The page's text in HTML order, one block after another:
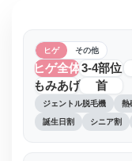
ヒゲ その他
ヒゲ全体3-4部位
もみあげ
首
ジェントル脱毛機 熱
誕生日割 シニア割